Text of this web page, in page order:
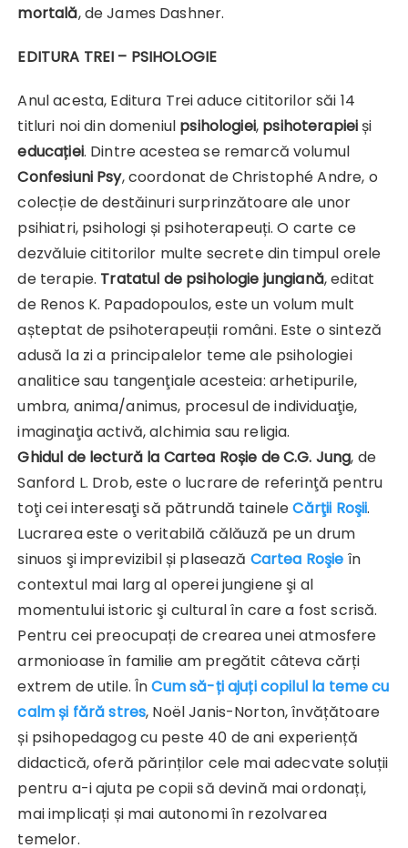
mortală, de James Dashner.
EDITURA TREI – PSIHOLOGIE
Anul acesta, Editura Trei aduce cititorilor săi 14
titluri noi din domeniul psihologiei, psihoterapiei și
educației. Dintre acestea se remarcă volumul
Confesiuni Psy, coordonat de Christophé Andre, o
colecție de destăinuri surprinzătoare ale unor
psihiatri, psihologi și psihoterapeuți. O carte ce
dezvăluie cititorilor multe secrete din timpul orele
de terapie. Tratatul de psihologie jungiană, editat
de Renos K. Papadopoulos, este un volum mult
așteptat de psihoterapeuții români. Este o sinteză
adusă la zi a principalelor teme ale psihologiei
analitice sau tangenţiale acesteia: arhetipurile,
umbra, anima/animus, procesul de individuaţie,
imaginaţia activă, alchimia sau religia.
Ghidul de lectură la Cartea Roșie de C.G. Jung, de
Sanford L. Drob, este o lucrare de referinţă pentru
toţi cei interesaţi să pătrundă taineleCărţii Roşii.
Lucrarea este o veritabilă călăuză pe un drum
sinuos şi imprevizibil și plasează Cartea Roşie în
contextul mai larg al operei jungiene şi al
momentului istoric şi cultural în care a fost scrisă.
Pentru cei preocupați de crearea unei atmosfere
armonioase în familie am pregătit câteva cărți
extrem de utile. ÎnCum să-ți ajuți copilul la teme cu
calm și fără stres, Noël Janis-Norton, învățătoare
și psihopedagog cu peste 40 de ani experiență
didactică, oferă părinților cele mai adecvate soluții
pentru a-i ajuta pe copii să devină mai ordonați,
mai implicați și mai autonomi în rezolvarea
temelor.